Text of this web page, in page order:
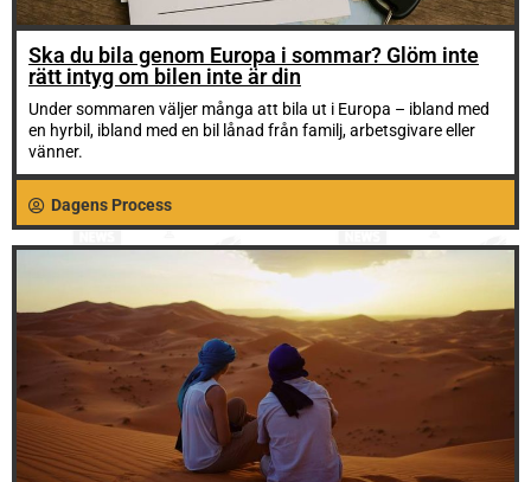
Ska du bila genom Europa i sommar? Glöm inte
rätt intyg om bilen inte är din
Under sommaren väljer många att bila ut i Europa – ibland med
en hyrbil, ibland med en bil lånad från familj, arbetsgivare eller
vänner.
Dagens Process